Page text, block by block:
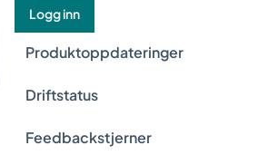
Logg inn
Produktoppdateringer
Driftstatus
Feedbackstjerner